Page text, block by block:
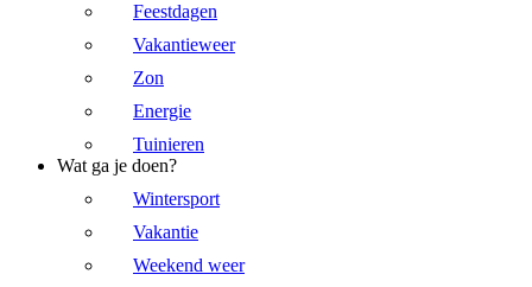
Feestdagen
Vakantieweer
Zon
Energie
Tuinieren
Wat ga je doen?
Wintersport
Vakantie
Weekend weer